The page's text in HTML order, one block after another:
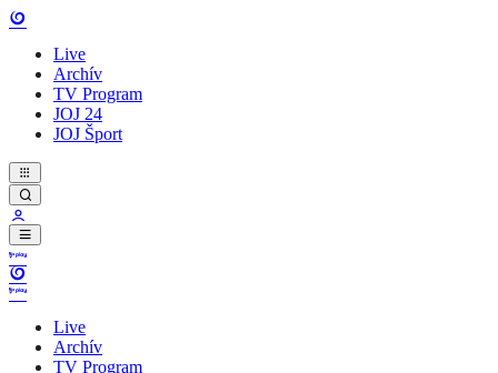
Live
Archív
TV Program
JOJ 24
JOJ Šport
Live
Archív
TV Program